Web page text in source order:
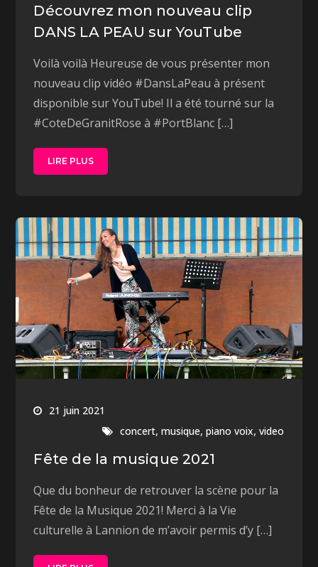
Découvrez mon nouveau clip
DANS LA PEAU sur YouTube
Voilà voilà Heureuse de vous présenter mon
nouveau clip vidéo #DansLaPeau à présent
disponible sur YouTube! Il a été tourné sur la
#CoteDeGranitRose à #PortBlanc […]
LIRE PLUS
21 juin 2021
concert,musique,piano voix,video
Fête de la musique 2021
Que du bonheur de retrouver la scène pour la
Fête de la Musique 2021! Merci à la Vie
culturelle à Lannion de m’avoir permis d’y […]